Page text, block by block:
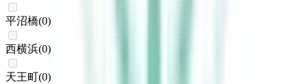
平沼橋(0)
西横浜(0)
天王町(0)